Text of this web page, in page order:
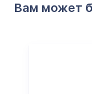
Вам может